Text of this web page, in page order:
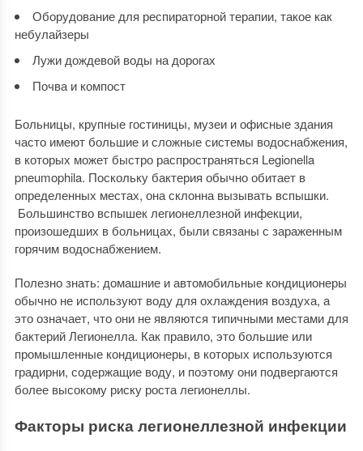
Оборудование для респираторной терапии, такое как
небулайзеры
Лужи дождевой воды на дорогах
Почва и компост
Больницы, крупные гостиницы, музеи и офисные здания
часто имеют большие и сложные системы водоснабжения,
в которых может быстро распространяться Legionella
pneumophila. Поскольку бактерия обычно обитает в
определенных местах, она склонна вызывать вспышки.
Большинство вспышек легионеллезной инфекции,
произошедших в больницах, были связаны с зараженным
горячим водоснабжением.
Полезно знать: домашние и автомобильные кондиционеры
обычно не используют воду для охлаждения воздуха, а
это означает, что они не являются типичными местами для
бактерий Легионелла. Как правило, это большие или
промышленные кондиционеры, в которых используются
градирни, содержащие воду, и поэтому они подвергаются
более высокому риску роста легионеллы.
Факторы риска легионеллезной инфекции